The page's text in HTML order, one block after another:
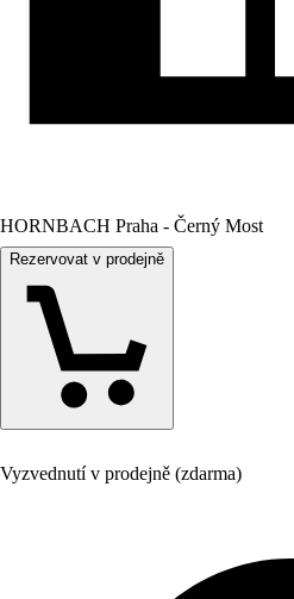
HORNBACH Praha - Černý Most
Rezervovat v prodejně
Vyzvednutí v prodejně (zdarma)